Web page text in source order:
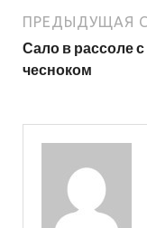
ПРЕДЫДУЩАЯ
Сало в рассоле с
чесноком